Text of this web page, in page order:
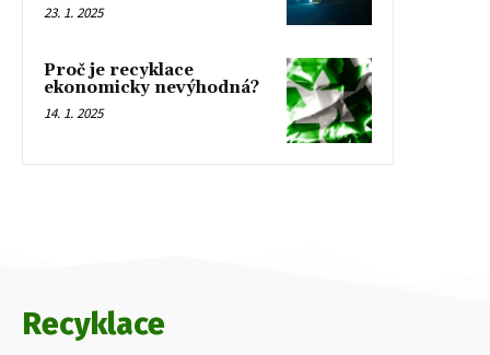
23. 1. 2025
Proč je recyklace
ekonomicky nevýhodná?
14. 1. 2025
Recyklace